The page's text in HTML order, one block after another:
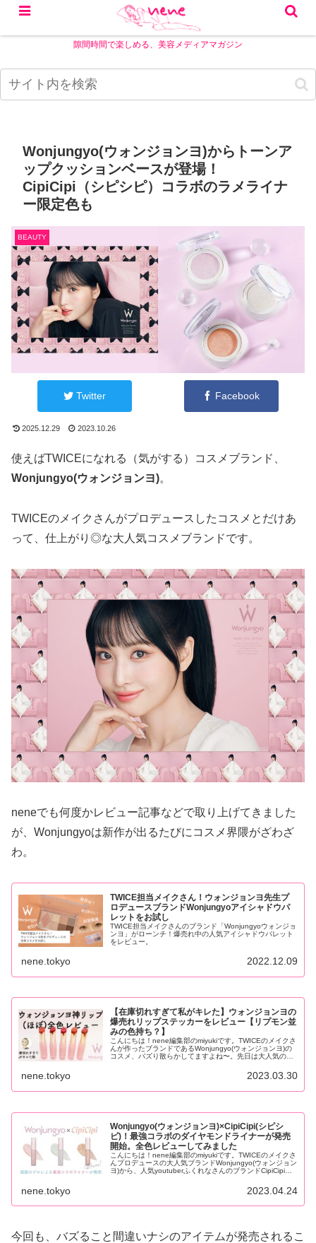
隙間時間で楽しめる、美容メディアマガジン
Wonjungyo(ウォンジョンヨ)からトーンア
ップクッションベースが登場！
CipiCipi（シピシピ）コラボのラメライナ
ー限定色も
BEAUTY
Twitter Facebook
2025.12.29 2023.10.26
使えばTWICEになれる（気がする）コスメブランド、
Wonjungyo(ウォンジョンヨ)。
TWICEのメイクさんがプロデュースしたコスメとだけあ
って、仕上がり◎な大人気コスメブランドです。
neneでも何度かレビュー記事などで取り上げてきました
が、Wonjungyoは新作が出るたびにコスメ界隈がざわざ
わ。
TWICE担当メイクさん！ウォンジョンヨ先生プ
ロデュースブランドWonjungyoアイシャドウパ
レットをお試し
TWICE担当メイクさんのブランド「Wonjungyoウォンジョ
ンヨ」がローンチ！爆売れ中の人気アイシャドウパレット
をレビュー。
nene.tokyo 2022.12.09
【在庫切れすぎて私がキレた】ウォンジョンヨの
爆売れリップステッカーをレビュー【リプモン並
みの色持ち？】
こんにちは！nene編集部のmiyukiです。TWICEのメイクさ
んが作ったブランドであるWonjungyo(ウォンジョンヨ)の
コスメ、バズり散らかしてますよね〜。先日は大人気のア
nene.tokyo 2023.03.30
Wonjungyo(ウォンジョンヨ)×CipiCipi(シピシ
ピ)！最強コラボのダイヤモンドライナーが発売
開始。全色レビューしてみました
こんにちは！nene編集部のmiyukiです。TWICEのメイクさ
んプロデュースの大人気ブランドWonjungyo(ウォンジョン
ヨ)から、人気youtuberふくれなさんのブランドCipiCipiと
nene.tokyo 2023.04.24
今回も、バズること間違いナシのアイテムが発売されるこ